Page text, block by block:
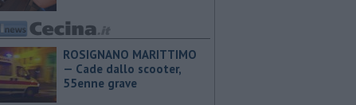
ROSIGNANO MARITTIMO
— Cade dallo scooter,
55enne grave